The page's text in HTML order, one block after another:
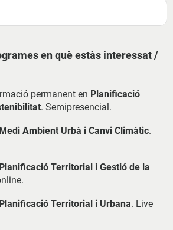
en què estàs interessat /
permanent en Planificació
. Semipresencial.
Medi Ambient Urbà i Canvi Climàtic.
Planificació Territorial i Gestió de la
Planificació Territorial i Urbana. Live